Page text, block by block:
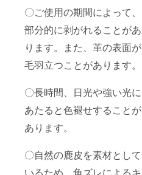
〇ご使用の期間によって、
部分的に剥がれることがあ
ります。また、革の表面が
毛羽立つことがあります。
〇長時間、日光や強い光に
あたると色褪せすることが
あります。
〇自然の鹿皮を素材として